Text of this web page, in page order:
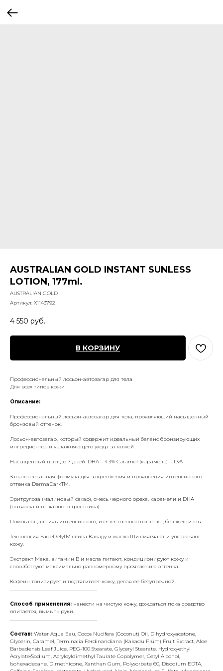
AUSTRALIAN GOLD INSTANT SUNLESS
LOTION, 177ml.
AUSTRALIAN GOLD
Артикул: X1143792
4 550 руб.
В КОРЗИНУ
Профессиональный лосьон-автозагар для тела
Для всех типов кожи
Описание:
Профессиональный лосьон-автозагар для тела, проявляющий насыщенный
бронзовый оттенок.
Лосьон-автозагар, который содержит идеальный баланс бронзирующих
ингредиентов и увлажняющего ухода за кожей.
Насыщенный цвет до 7 дней. DHA – 4.3% Caramel (карамель) – 1.3%.
Запатентованная формула для закрепления и проявления интенсивного
оттенка DermaDarkTM.
Эритрулоза (малиновый сахар), смесь черного ореха, карамели и DHA
(вытяжка из сахарного тростника).
Помогают достичь интенсивного, и естественного оттенка, без желтизны.
Технология FadeDefyTM слива Какаду и масло Ши смягчают и увлажняют
кожу.
Экстракт Мака, витамин В и масла питают, кондиционируют кожу и
способствуют максимально равномерному проявлению оттенка.
Кофеин тонизирует и подтягивает кожу, делая ее безупречной.
Способ применения: нанести на чистую кожу, дождаться пока средство
впитается, вымыть руки.
Состав: Water Aqua Eau, Cocos Nucifera (Coconut) Oil, Dihydroxyacetone,
Glycerin, Caramel, Terminalia Ferdinandiana (Kakadu Plüm) Fruit Extract, Aloe
Barbadensis Leaf Juice, PEG-100 Stearate, Glyceryl Stearate, Hydroxyethyl
Acrylate/Sodium, Acryloyldimethyl Taurate Copolymer, Cetyl Alcohol,
Isohexadecane, Dimethicone, Xanthan Gum, Polysorbate 60, Disodium EDTA,